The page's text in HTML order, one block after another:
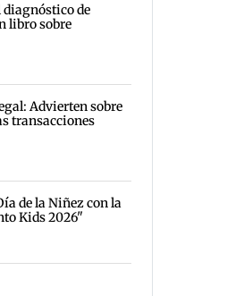
de
libro sobre
Advierten sobre
transacciones
de la Niñez con la
Kids 2026"